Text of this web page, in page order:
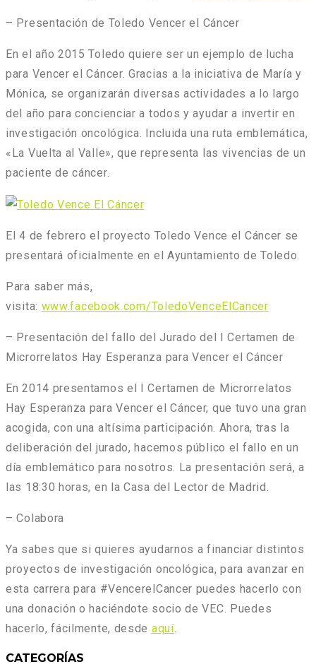
– Presentación de Toledo Vencer el Cáncer
En el año 2015 Toledo quiere ser un ejemplo de lucha
para Vencer el Cáncer. Gracias a la iniciativa de María y
Mónica, se organizarán diversas actividades a lo largo
del año para concienciar a todos y ayudar a invertir en
investigación oncológica. Incluida una ruta emblemática,
«La Vuelta al Valle», que representa las vivencias de un
paciente de cáncer.
El 4 de febrero el proyecto Toledo Vence el Cáncer se
presentará oficialmente en el Ayuntamiento de Toledo.
Para saber más,
visita: www.facebook.com/ToledoVenceElCancer
– Presentación del fallo del Jurado del I Certamen de
Microrrelatos Hay Esperanza para Vencer el Cáncer
En 2014 presentamos el I Certamen de Microrrelatos
Hay Esperanza para Vencer el Cáncer, que tuvo una gran
acogida, con una altísima participación. Ahora, tras la
deliberación del jurado, hacemos público el fallo en un
día emblemático para nosotros. La presentación será, a
las 18:30 horas, en la Casa del Lector de Madrid.
– Colabora
Ya sabes que si quieres ayudarnos a financiar distintos
proyectos de investigación oncológica, para avanzar en
esta carrera para #VencerelCancer puedes hacerlo con
una donación o haciéndote socio de VEC. Puedes
hacerlo, fácilmente, desde aquí.
CATEGORÍAS